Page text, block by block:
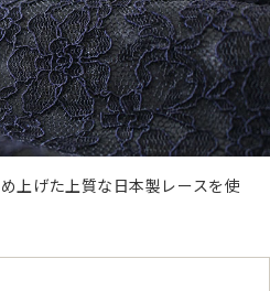
上げた上質な日本製レースを使